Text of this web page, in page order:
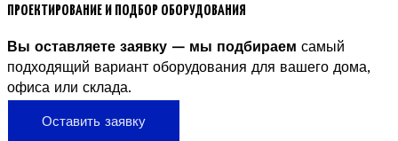
ПРОЕКТИРОВАНИЕ И ПОДБОР ОБОРУДОВАНИЯ
Вы оставляете заявку — мы подбираем самый
подходящий вариант оборудования для вашего дома,
офиса или склада.
Оставить заявку